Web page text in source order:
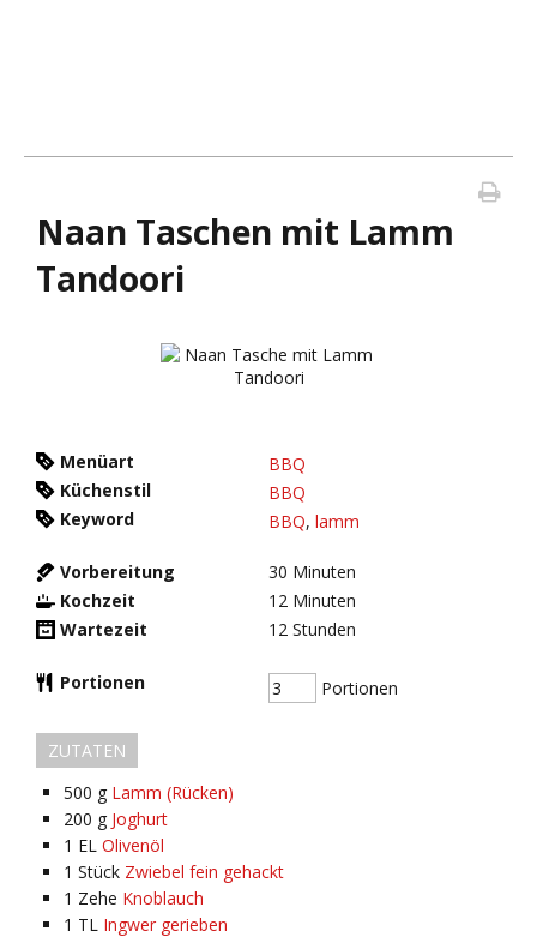
Naan Taschen mit Lamm
Tandoori
Menüart
BBQ
Küchenstil
BBQ
Keyword
BBQ, lamm
Vorbereitung 30 Minuten
Kochzeit
12 Minuten
Wartezeit
12 Stunden
Portionen Portionen
ZUTATEN
500 g Lamm (Rücken)
200 g Joghurt
1 EL Olivenöl
1 Stück Zwiebel fein gehackt
1 Zehe Knoblauch
1 TL Ingwer gerieben